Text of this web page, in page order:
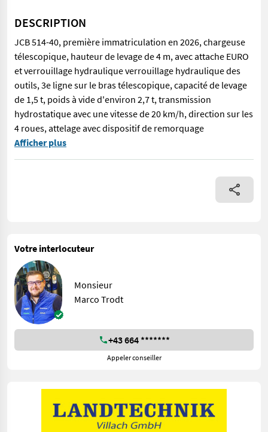
DESCRIPTION
JCB 514-40, première immatriculation en 2026, chargeuse
télescopique, hauteur de levage de 4 m, avec attache EURO
et verrouillage hydraulique verrouillage hydraulique des
outils, 3e ligne sur le bras télescopique, capacité de levage
de 1,5 t, poids à vide d'environ 2,7 t, transmission
hydrostatique avec une vitesse de 20 km/h, direction sur les
4 roues, attelage avec dispositif de remorquage
JCB 514-40, première immatriculation en 2026, chargeuse
Afficher plus
Votre interlocuteur
Monsieur
Marco Trodt
+43 664 *******
Appeler conseiller